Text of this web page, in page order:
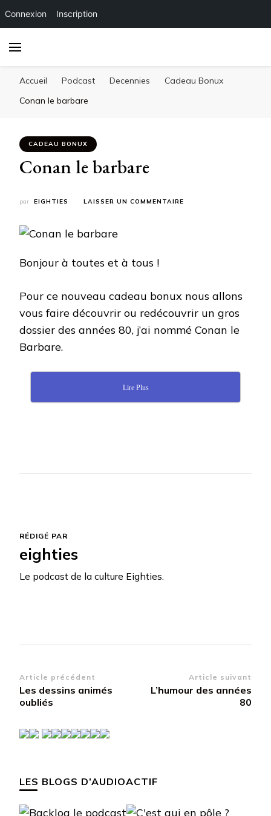
Connexion Inscription
Accueil Podcast Decennies
Cadeau Bonux
Conan le barbare
CADEAU BONUX
Conan le barbare
par EIGHTIES LAISSER UN COMMENTAIRE
Bonjour à toutes et à tous !
Pour ce nouveau cadeau bonux nous allons
vous faire découvrir ou redécouvrir un gros
dossier des années 80, j’ai nommé Conan le
Barbare.
Lire Plus
RÉDIGÉ PAR
eighties
Le podcast de la culture Eighties.
Navigation
d’article
Article précédent
Les dessins animés
oubliés
Article suivant
L’humour des années
80
LES BLOGS D’AUDIOACTIF